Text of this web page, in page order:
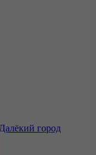
Далёкий город